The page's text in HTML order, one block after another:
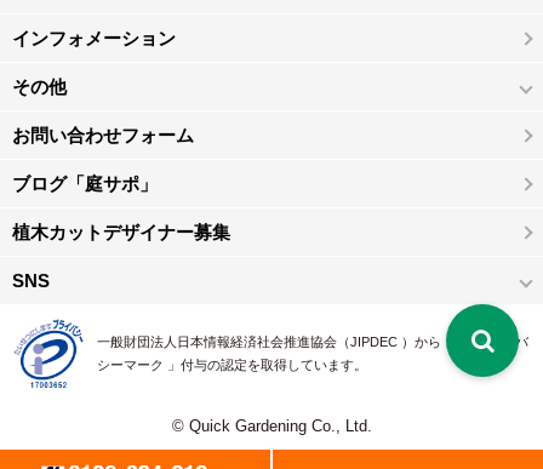
インフォメーション
その他
お問い合わせフォーム
ブログ「庭サポ」
植木カットデザイナー募集
SNS
一般財団法人日本情報経済社会推進協会（JIPDEC ）から 、「 プライバ
シーマーク 」付与の認定を取得しています。
© Quick Gardening Co., Ltd.